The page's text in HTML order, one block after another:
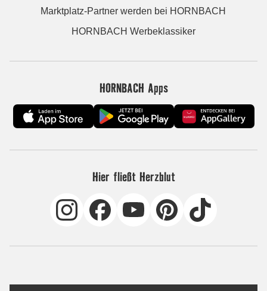
Marktplatz-Partner werden bei HORNBACH
HORNBACH Werbeklassiker
HORNBACH Apps
Hier fließt Herzblut